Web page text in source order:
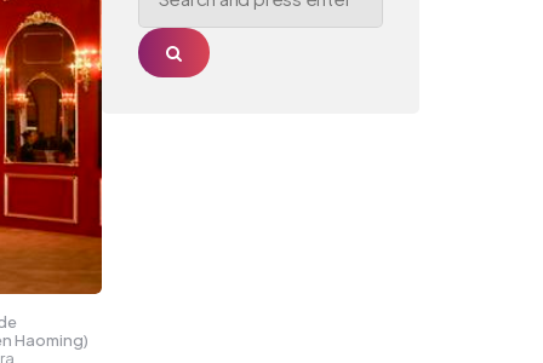
Haoming)
Search